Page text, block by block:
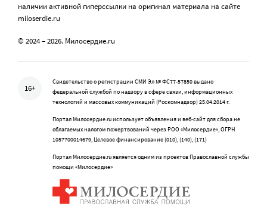
наличии активной гиперссылки на оригинал материала на сайте
miloserdie.ru
© 2024 – 2026. Милосердие.ru
16+
Свидетельство о регистрации СМИ Эл № ФС77-57850 выдано
федеральной службой по надзору в сфере связи, информационных
технологий и массовых коммуникаций (Роскомнадзор) 25.04.2014 г.
Портал Милосердие.ru использует объявления и веб-сайт для сбора не
облагаемых налогом пожертвований через РОО «Милосердие», ОГРН
1057700014679, Целевое финансирование (010), (140), (171)
Портал Милосердие.ru является одним из проектов Православной службы
помощи «Милосердие»